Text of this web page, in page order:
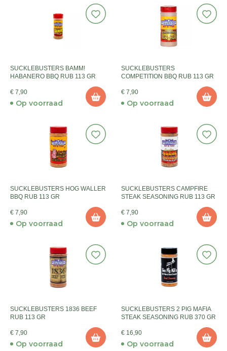
SUCKLEBUSTERS BAMM!
HABANERO BBQ RUB 113 GR
€ 7,90
Op voorraad
SUCKLEBUSTERS
COMPETITION BBQ RUB 113 GR
€ 7,90
Op voorraad
SUCKLEBUSTERS HOG WALLER
BBQ RUB 113 GR
€ 7,90
Op voorraad
SUCKLEBUSTERS CAMPFIRE
STEAK SEASONING RUB 113 GR
€ 7,90
Op voorraad
SUCKLEBUSTERS 1836 BEEF
RUB 113 GR
€ 7,90
Op voorraad
SUCKLEBUSTERS 2 PIG MAFIA
STEAK SEASONING RUB 370 GR
€ 16,90
Op voorraad